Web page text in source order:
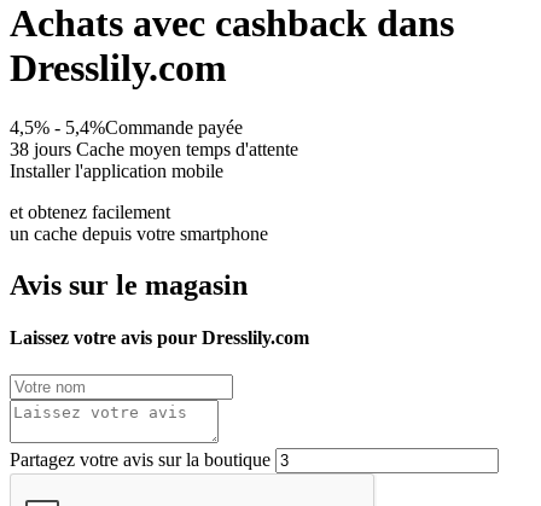
Achats avec cashback dans
Dresslily.com
4,5% - 5,4%Commande payée
38 jours Cache moyen temps d'attente
Installer l'application mobile
et obtenez facilement
un cache depuis votre smartphone
Avis sur le magasin
Laissez votre avis pour Dresslily.com
Partagez votre avis sur la boutique